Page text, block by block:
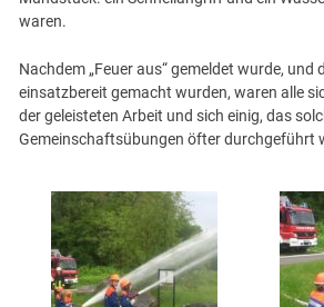
waren.
Nachdem „Feuer aus“ gemeldet wurde, und
einsatzbereit gemacht wurden, waren alle
der geleisteten Arbeit und sich einig, das
Gemeinschaftsübungen öfter durchgeführt